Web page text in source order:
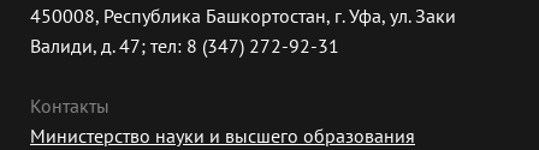
450008, Республика Башкортостан, г. Уфа, ул. Заки
Валиди, д. 47; тел: 8 (347) 272-92-31
Контакты
Министерство науки и высшего образования